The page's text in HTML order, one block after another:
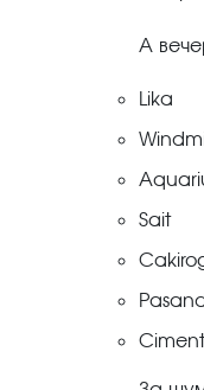
А
Lika
Sait